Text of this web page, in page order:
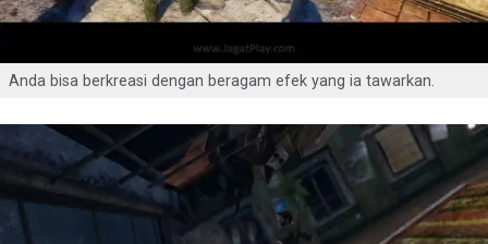
Anda bisa berkreasi dengan beragam efek yang ia tawarkan.